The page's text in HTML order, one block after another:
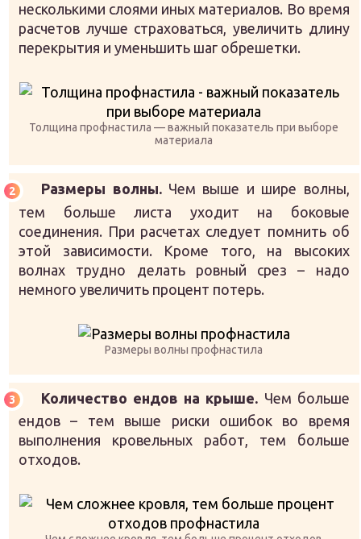
несколькими слоями иных материалов. Во время
расчетов лучше страховаться, увеличить длину
перекрытия и уменьшить шаг обрешетки.
Толщина профнастила — важный показатель при выборе
материала
Размеры волны.Чем выше и шире волны,
тем больше листа уходит на боковые
соединения. При расчетах следует помнить об
этой зависимости. Кроме того, на высоких
волнах трудно делать ровный срез – надо
немного увеличить процент потерь.
Размеры волны профнастила
Количество ендов на крыше. Чем больше
ендов – тем выше риски ошибок во время
выполнения кровельных работ, тем больше
отходов.